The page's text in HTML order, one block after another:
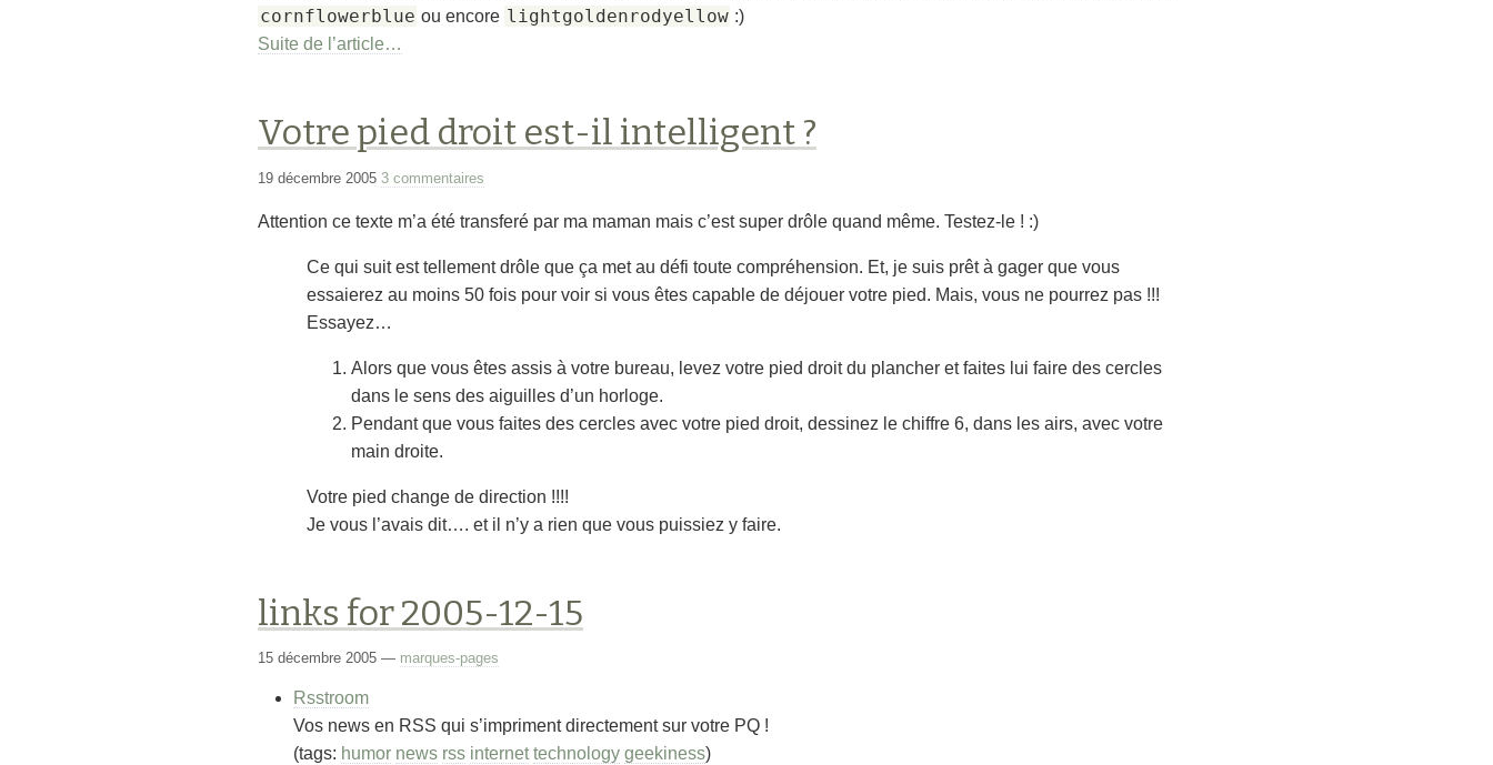
cornflowerblue ou encore lightgoldenrodyellow :)
Suite de l’article…
Votre pied droit est-il intelligent ?
19 décembre 2005 3 commentaires
Attention ce texte m’a été transferé par ma maman mais c’est super drôle quand même. Testez-le ! :)
Ce qui suit est tellement drôle que ça met au défi toute compréhension. Et, je suis prêt à gager que vous
essaierez au moins 50 fois pour voir si vous êtes capable de déjouer votre pied. Mais, vous ne pourrez pas !!!
Essayez…
Alors que vous êtes assis à votre bureau, levez votre pied droit du plancher et faites lui faire des cercles
dans le sens des aiguilles d’un horloge.
Pendant que vous faites des cercles avec votre pied droit, dessinez le chiffre 6, dans les airs, avec votre
main droite.
Votre pied change de direction !!!!
Je vous l’avais dit…. et il n’y a rien que vous puissiez y faire.
links for 2005-12-15
15 décembre 2005 — marques-pages
Rsstroom
Vos news en RSS qui s’impriment directement sur votre PQ !
(tags: humor news rss internet technology geekiness)